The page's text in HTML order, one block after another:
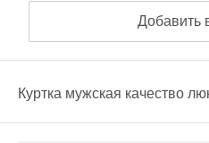
Добавить
Куртка мужская качество